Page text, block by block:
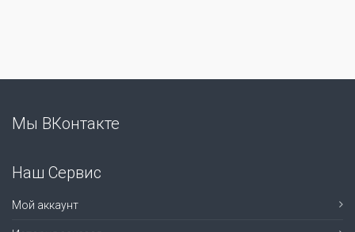
Мы ВКонтакте
Наш Сервис
Мой аккаунт